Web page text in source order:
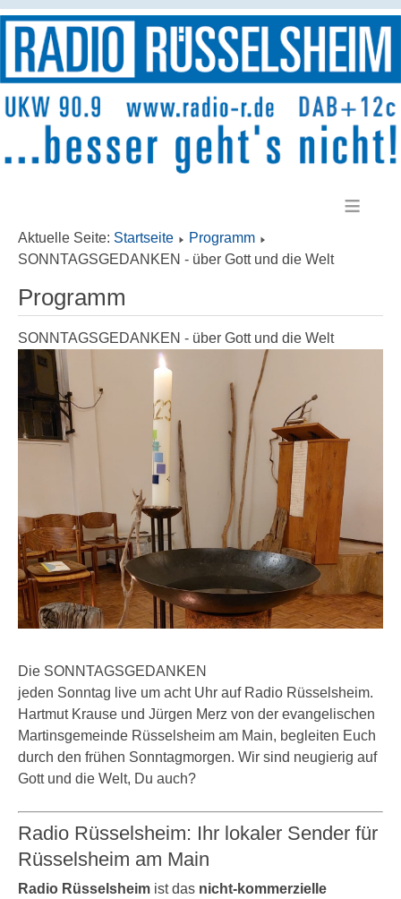
≡
Aktuelle Seite: Startseite
Programm
SONNTAGSGEDANKEN - über Gott und die Welt
Programm
SONNTAGSGEDANKEN - über Gott und die Welt
Die SONNTAGSGEDANKEN
jeden Sonntag live um acht Uhr auf Radio Rüsselsheim.
Hartmut Krause und Jürgen Merz von der evangelischen
Martinsgemeinde Rüsselsheim am Main, begleiten Euch
durch den frühen Sonntagmorgen. Wir sind neugierig auf
Gott und die Welt, Du auch?
Radio Rüsselsheim: Ihr lokaler Sender für
Rüsselsheim am Main
Radio Rüsselsheim ist das nicht-kommerzielle